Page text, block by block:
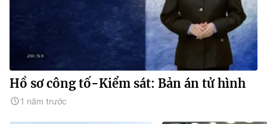
Hồ sơ công tố-Kiểm sát: Bản án tử hình
1 năm trước